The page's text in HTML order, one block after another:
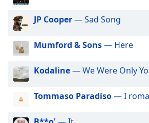
in-
Picture
This
modal
Beginning
JP Cooper— Sad Song
Mumford & Sons— Here
Kodaline— We Were Only
Tommaso Paradiso— I